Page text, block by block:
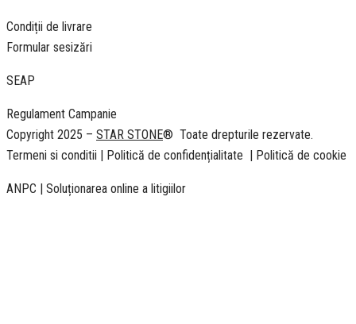
Condiții de livrare
Formular sesizări
SEAP
Regulament Campanie
Copyright 2025 – STAR STONE® Toate drepturile rezervate.
Termeni si conditii | Politică de confidențialitate | Politică de cookie
ANPC | Soluționarea online a litigiilor